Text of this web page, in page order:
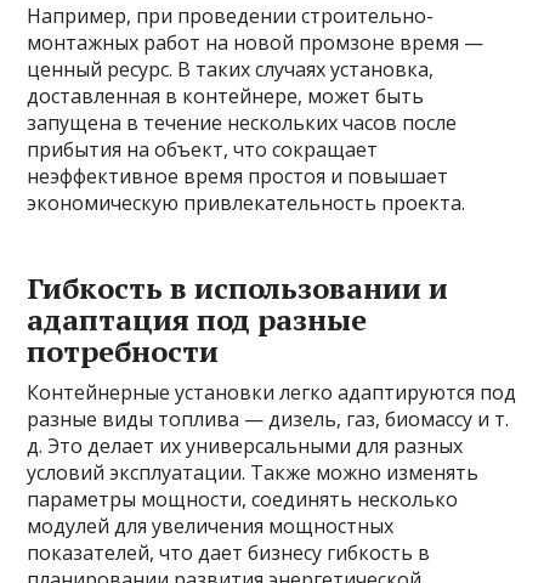
Например, при проведении строительно-
монтажных работ на новой промзоне время —
ценный ресурс. В таких случаях установка,
доставленная в контейнере, может быть
запущена в течение нескольких часов после
прибытия на объект, что сокращает
неэффективное время простоя и повышает
экономическую привлекательность проекта.
Гибкость в использовании и
адаптация под разные
потребности
Контейнерные установки легко адаптируются под
разные виды топлива — дизель, газ, биомассу и т.
д. Это делает их универсальными для разных
условий эксплуатации. Также можно изменять
параметры мощности, соединять несколько
модулей для увеличения мощностных
показателей, что дает бизнесу гибкость в